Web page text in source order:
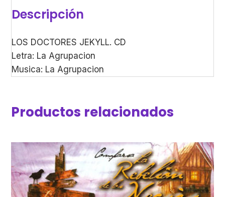
Descripción
LOS DOCTORES JEKYLL. CD
Letra: La Agrupacion
Musica: La Agrupacion
Productos relacionados